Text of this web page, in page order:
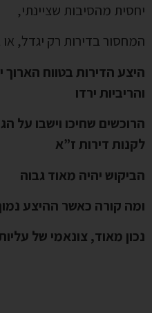
יחסית מהסיבות שציינתי,
המחסור בדירות רק יגדל,
היצע הדירות בטווח הארוך
והריביות ירדו
הרוכשים שחיכו וישבו על
לקנות דירות ז”א
הביקוש יהיה מאוד גבוה
ומה קורה כאשר ההיצע
נכון מאוד, צונאמי של